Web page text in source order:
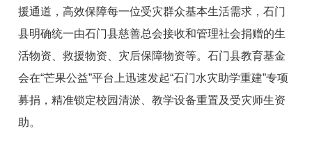
援通道，高效保障每一位受灾群众基本生活需求，石门
县明确统一由石门县慈善总会接收和管理社会捐赠的生
活物资、救援物资、灾后保障物资等。石门县教育基金
会在“芒果公益”平台上迅速发起“石门水灾助学重建”专项
募捐，精准锁定校园清淤、教学设备重置及受灾师生资
助。